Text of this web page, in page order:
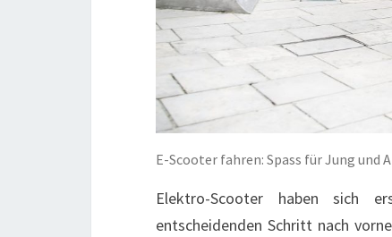
E-Scooter fahren: Spass für Jung und
Elektro-Scooter haben sich
entscheidenden Schritt nach